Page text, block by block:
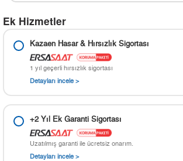
Ek Hizmetler
Kazaen Hasar & Hırsızlık Sigortası
1 yıl geçerli hırsızlık sigortası
Detayları incele >
+2 Yıl Ek Garanti Sigortası
Uzatılmış garanti ile ücretsiz onarım.
Detayları incele >